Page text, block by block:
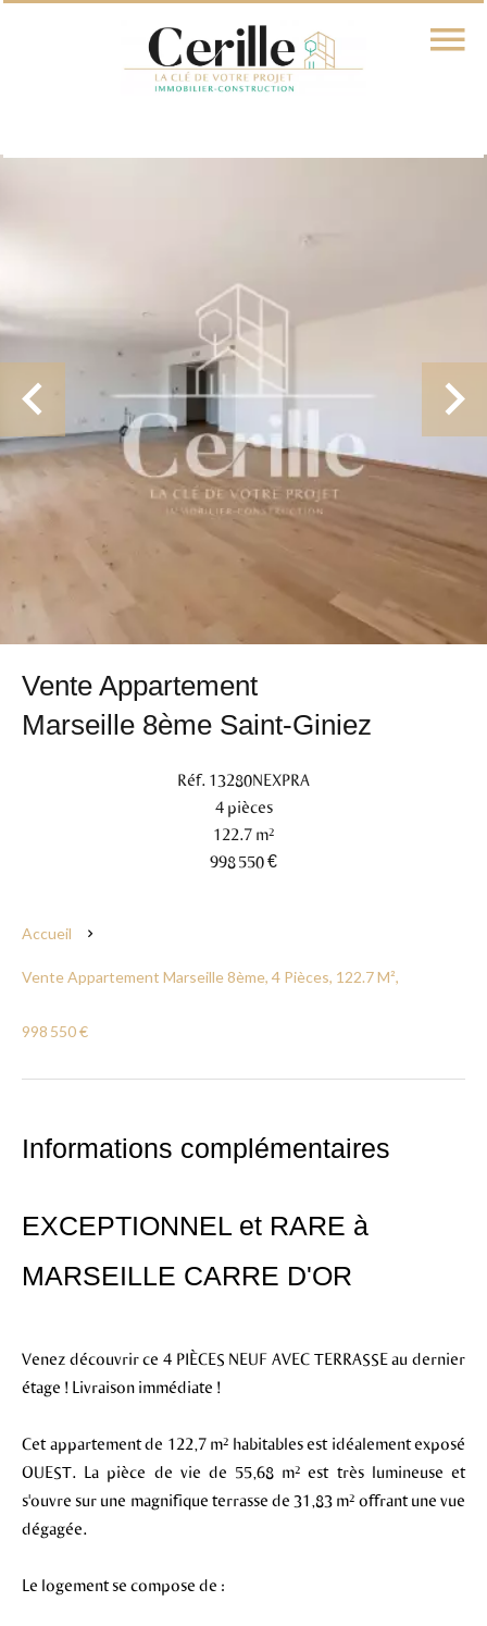
Vente Appartement
Marseille 8ème Saint-Giniez
Réf. 13280NEXPRA
4 pièces
122.7 m²
998 550 €
Accueil
Vente Appartement Marseille 8ème, 4 Pièces, 122.7 M²,
998 550 €
Informations complémentaires
EXCEPTIONNEL et RARE à
MARSEILLE CARRE D'OR
Venez découvrir ce 4 PIÈCES NEUF AVEC TERRASSE au dernier
étage ! Livraison immédiate !
Cet appartement de 122,7 m² habitables est idéalement exposé
OUEST. La pièce de vie de 55,68 m² est très lumineuse et
s'ouvre sur une magnifique terrasse de 31,83 m² offrant une vue
dégagée.
Le logement se compose de :